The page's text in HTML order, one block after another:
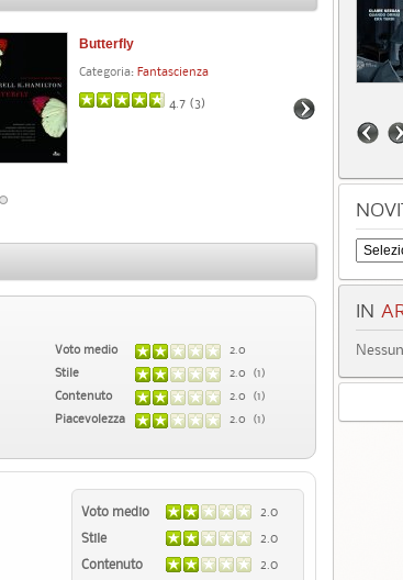
Butterfly
Categoria: Fantascienza
4.7 (3)
Voto medio
2.0
Stile
2.0 (1)
Contenuto
2.0 (1)
Piacevolezza
2.0 (1)
Voto medio
2.0
Stile
2.0
Contenuto
2.0
IN